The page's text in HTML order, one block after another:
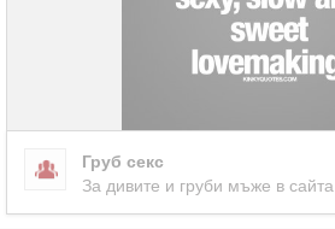
Груб секс
За дивите и груби мъже в сайта